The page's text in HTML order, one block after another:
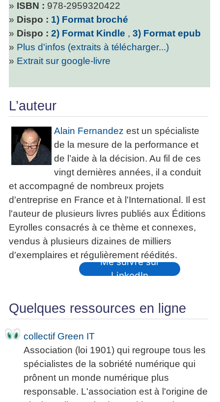
» ISBN : 978-2959320422
» Dispo : 1) Format broché
» Dispo : 2) Format Kindle , 3) Format epub
» Plus d'infos (extraits à télécharger...)
» Extrait sur google-livre
L’auteur
Alain Fernandez est un spécialiste
de la mesure de la performance et
de l’aide à la décision. Au fil de ces
vingt dernières années, il a conduit
et accompagné de nombreux projets
d'entreprise en France et à l'International. Il est
l'auteur de plusieurs livres publiés aux Éditions
Eyrolles consacrés à ce thème et connexes,
vendus à plusieurs dizaines de milliers
d'exemplaires et régulièrement réédités.
Me suivre sur
LinkedIn
Quelques ressources en ligne
collectif Green IT
Association (loi 1901) qui regroupe tous les
spécialistes de la sobriété numérique qui
prônent un monde numérique plus
responsable. L'association est à l'origine de